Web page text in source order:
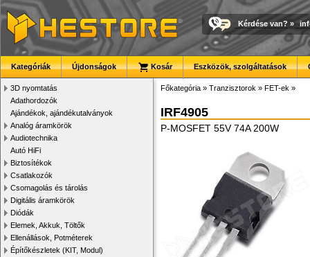
Kérdése van? »
Kategóriák Újdonságok Kosár Eszközök, szolgáltatások
3D nyomtatás
Adathordozók
Ajándékok, ajándékutalványok
Analóg áramkörök
Audiotechnika
Autó HiFi
Biztosítékok
Csatlakozók
Csomagolás és tárolás
Digitális áramkörök
Diódák
Elemek, Akkuk, Töltők
Ellenállások, Potméterek
Építőkészletek (KIT, Modul)
Főkategória » Tranzisztorok » FET-ek »
IRF4905
P-MOSFET 55V 74A 200W